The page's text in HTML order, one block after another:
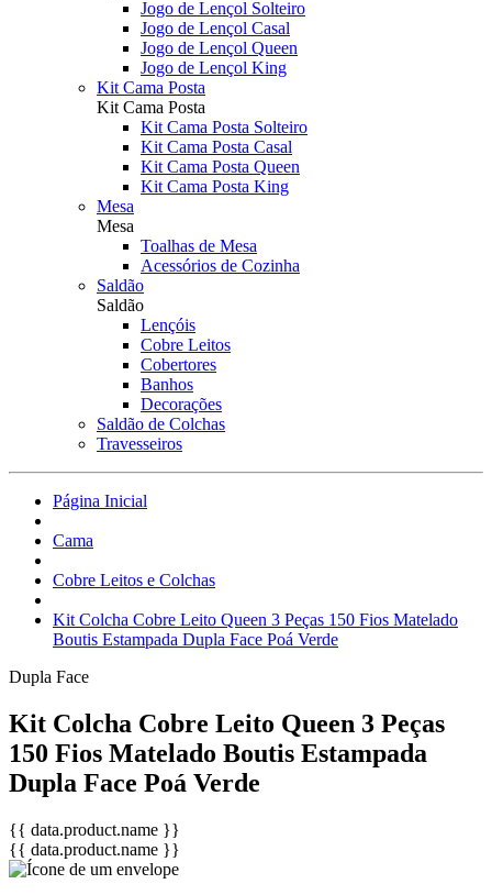
Jogo de Lençol Solteiro
Jogo de Lençol Casal
Jogo de Lençol Queen
Jogo de Lençol King
Kit Cama Posta
Kit Cama Posta
Kit Cama Posta Solteiro
Kit Cama Posta Casal
Kit Cama Posta Queen
Kit Cama Posta King
Mesa
Mesa
Toalhas de Mesa
Acessórios de Cozinha
Saldão
Saldão
Lençóis
Cobre Leitos
Cobertores
Banhos
Decorações
Saldão de Colchas
Travesseiros
Página Inicial
Cama
Cobre Leitos e Colchas
Kit Colcha Cobre Leito Queen 3 Peças 150 Fios Matelado
Boutis Estampada Dupla Face Poá Verde
Dupla Face
Kit Colcha Cobre Leito Queen 3 Peças
150 Fios Matelado Boutis Estampada
Dupla Face Poá Verde
{{ data.product.name }}
{{ data.product.name }}